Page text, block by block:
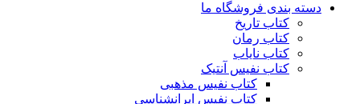
دسته بندی فروشگاه ما
کتاب تاریخ
کتاب رمان
کتاب نایاب
کتاب نفیس آنتیک
کتاب نفیس مذهبی
کتاب نفیس ایرانشناسی